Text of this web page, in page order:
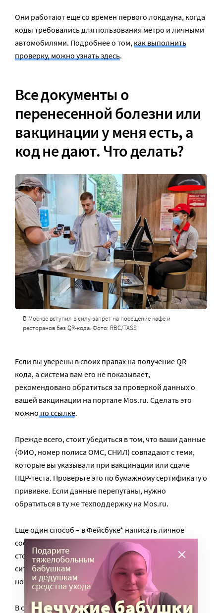
Они работают еще со времен первого локдауна, когда
коды требовались для пользования метро и личными
автомобилями. Подробнее о том,как выполнить
проверку, можно узнать здесь.
Все документы о
перенесенной болезни или
вакцинации у меня есть, а
код не дают. Что делать?
В Москве вступил в силу запрет на посещение кафе и
ресторанов без QR-кода. Фото: RBC/TASS
Если вы уверены в своих правах на получение QR-
кода, а система вам его не показывает,
рекомендовано обратиться за проверкой данных о
вашей вакцинации на портале Mos.ru. Сделать это
можнопо ссылке.
Прежде всего, стоит убедиться в том, что ваши данные
(ФИО, номер полиса ОМС, СНИЛ) совпадают с теми,
которые вы указывали при вакцинации или сдаче
ПЦР-теста. Проверьте это по бумажному сертификату о
прививке. Если данные перепутаны, нужно
обратиться в ту же техподдержку на Mos.ru.
Еще один способ – в Фейсбуке* написать личное
сообщение
боту Мария Смирнова(это чат-бот
столичного Депздрава) , описав своими словами
ситуацию. С вопросом также можно обратиться по
номеру телефона 122.
В соцсетях жалуются, что требуется личное